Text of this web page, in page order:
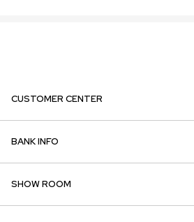
CUSTOMER CENTER
BANK INFO
SHOW ROOM